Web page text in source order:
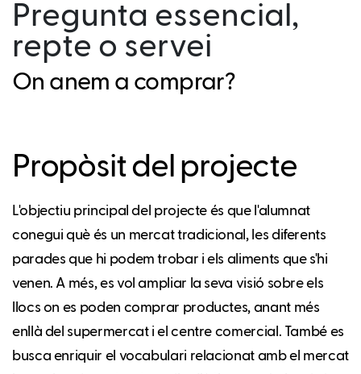
Pregunta essencial,
repte o servei
On anem a comprar?
Propòsit del projecte
L'objectiu principal del projecte és que l'alumnat
conegui què és un mercat tradicional, les diferents
parades que hi podem trobar i els aliments que s'hi
venen. A més, es vol ampliar la seva visió sobre els
llocs on es poden comprar productes, anant més
enllà del supermercat i el centre comercial. També es
busca enriquir el vocabulari relacionat amb el mercat